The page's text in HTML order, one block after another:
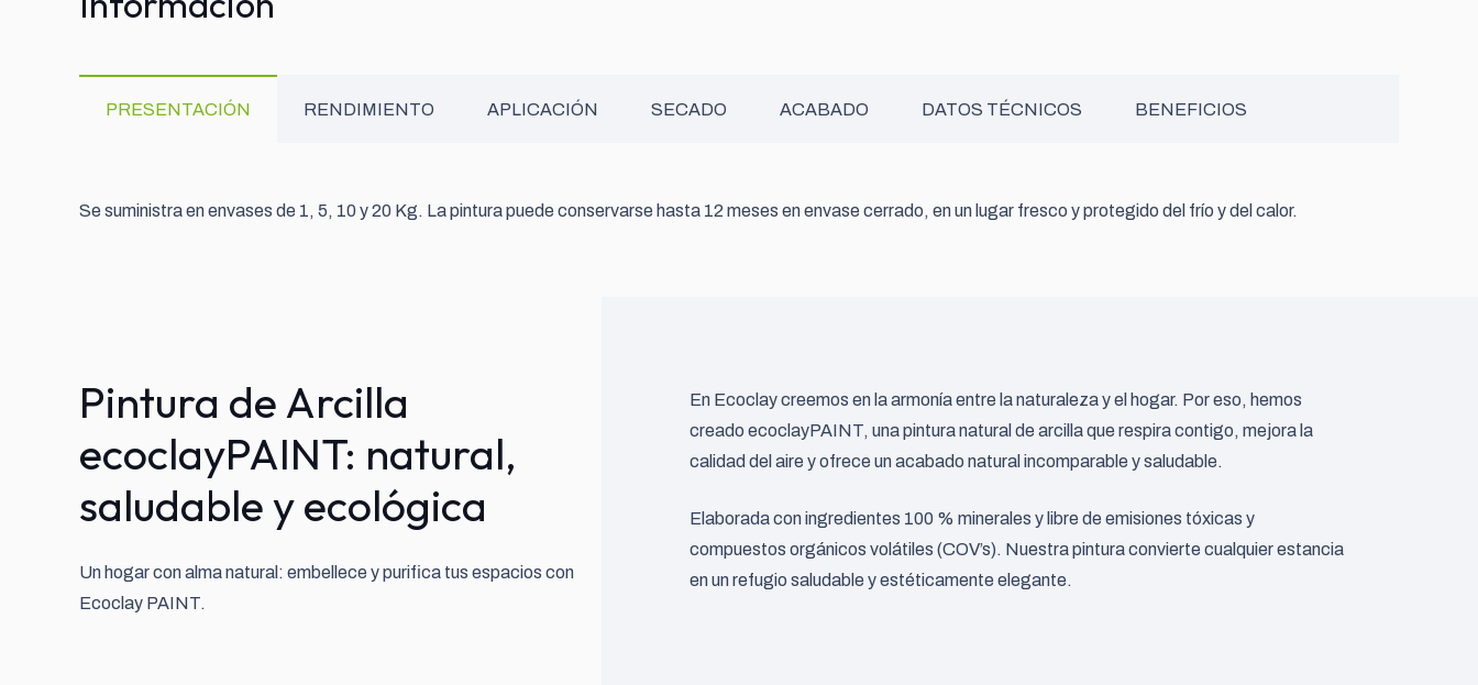
PRESENTACIÓN RENDIMIENTO APLICACIÓN SECADO ACABADO DATOS TÉCNICOS BENEFICIOS
Se suministra en envases de 1, 5, 10 y 20 Kg. La pintura puede conservarse hasta 12 meses en envase cerrado, en un lugar fresco y protegido del frío y del calor.
Pintura de Arcilla
ecoclayPAINT: natural,
saludable y ecológica
Un hogar con alma natural: embellece y purifica tus espacios con
Ecoclay PAINT.
En Ecoclay creemos en la armonía entre la naturaleza y el hogar. Por eso, hemos
creado ecoclayPAINT, una pintura natural de arcilla que respira contigo, mejora la
calidad del aire y ofrece un acabado natural incomparable y saludable.
Elaborada con ingredientes 100 % minerales y libre de emisiones tóxicas y
compuestos orgánicos volátiles (COV’s). Nuestra pintura convierte cualquier estancia
en un refugio saludable y estéticamente elegante.